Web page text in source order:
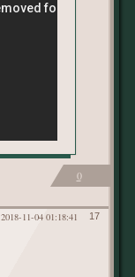
0
17
2018-11-04 01:18:41